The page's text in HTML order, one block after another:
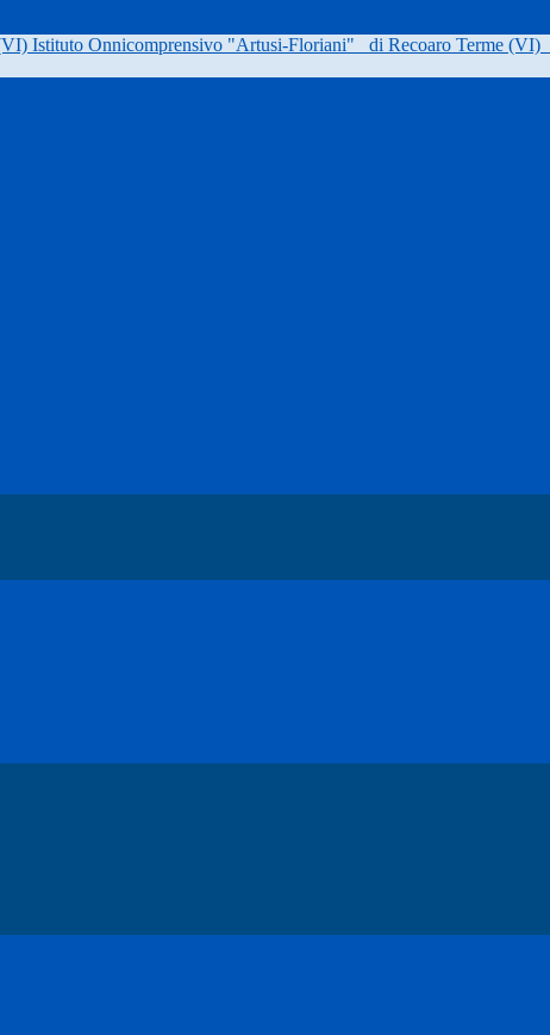
Istituto Onnicomprensivo "Artusi-Floriani" di Recoaro Terme (VI)